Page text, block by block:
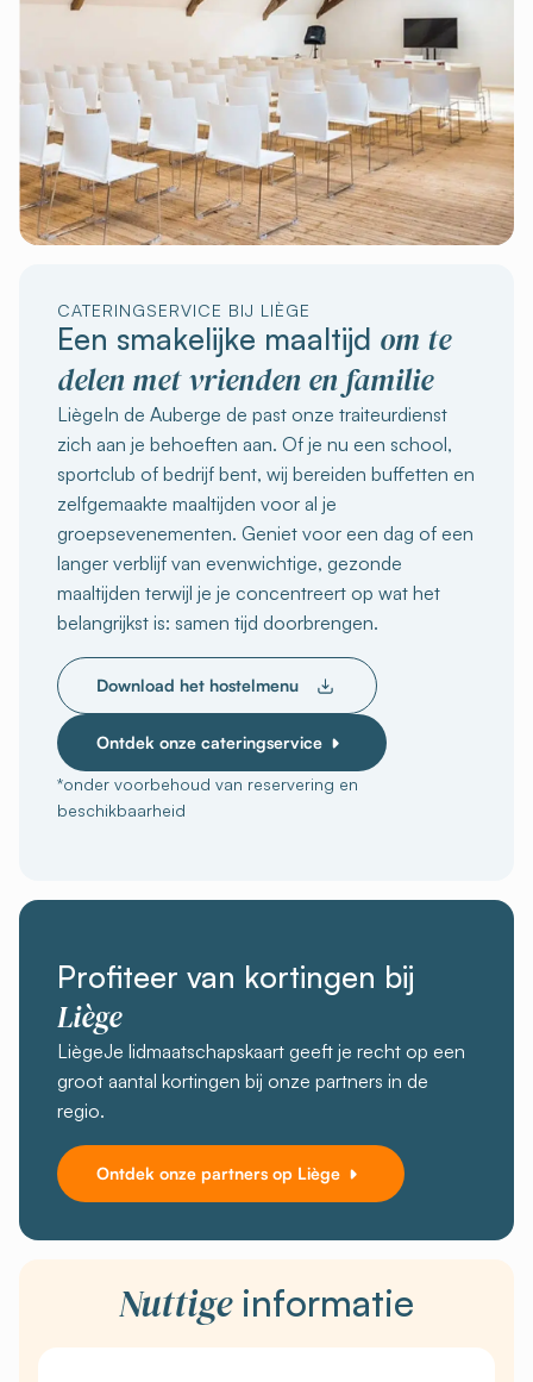
CATERINGSERVICE BIJ LIÈGE
Een smakelijke maaltijd om te
delen met vrienden en familie
LiègeIn de Auberge de past onze traiteurdienst
zich aan je behoeften aan. Of je nu een school,
sportclub of bedrijf bent, wij bereiden buffetten en
zelfgemaakte maaltijden voor al je
groepsevenementen. Geniet voor een dag of een
langer verblijf van evenwichtige, gezonde
maaltijden terwijl je je concentreert op wat het
belangrijkst is: samen tijd doorbrengen.
Download het hostelmenu
Ontdek onze cateringservice
*onder voorbehoud van reservering en
beschikbaarheid
Profiteer van kortingen bij
Liège
LiègeJe lidmaatschapskaart geeft je recht op een
groot aantal kortingen bij onze partners in de
regio.
Ontdek onze partners op Liège
Nuttigeinformatie